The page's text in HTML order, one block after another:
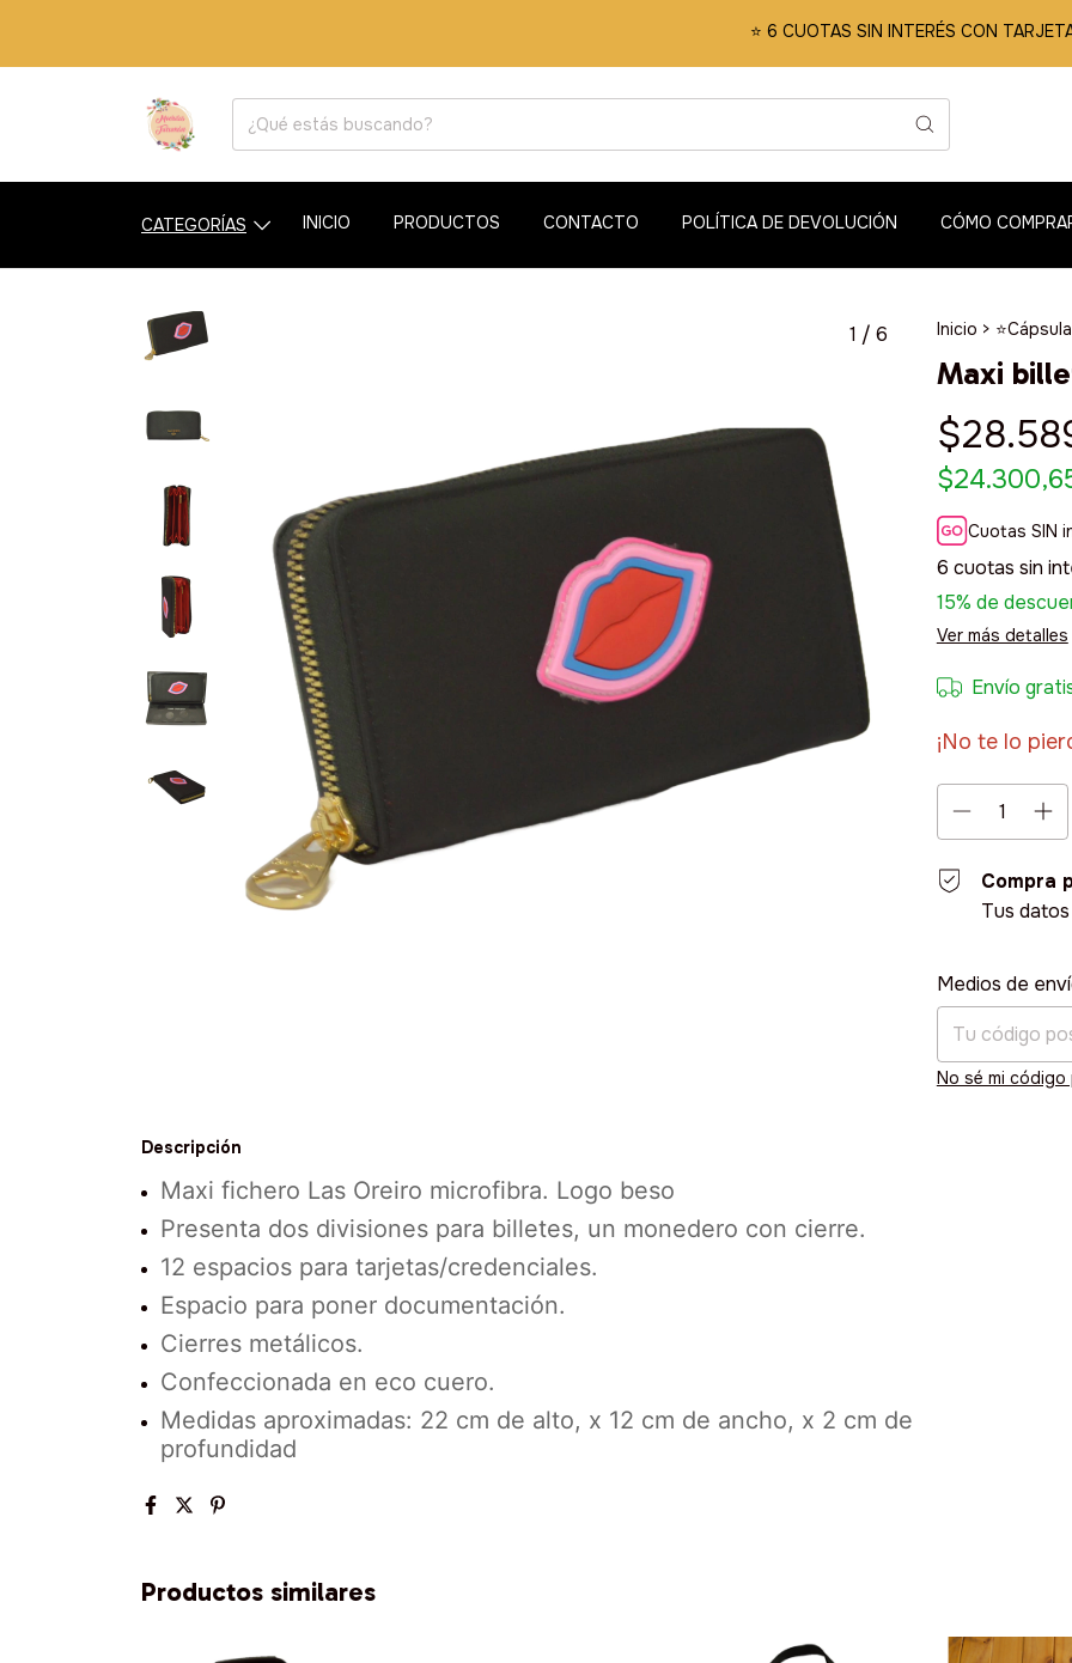
⭐️ 6 CUOTAS SIN INTERÉS CON TARJETAS
CATEGORÍAS INICIO PRODUCTOS CONTACTO POLÍTICA DE DEVOLUCIÓN CÓMO
1 / 6 Inicio >
Maxi
Cuotas SIN
6 cuotas sin
15% de
Ver más detalles
Envío
¡No te lo
Compra
Tus
Entregas para el
Medios de
No sé mi código
Descripción
Maxi fichero Las Oreiro microfibra. Logo beso
Presenta dos divisiones para billetes, un monedero con cierre.
12 espacios para tarjetas/credenciales.
Espacio para poner documentación.
Cierres metálicos.
Confeccionada en eco cuero.
Medidas aproximadas: 22 cm de alto, x 12 cm de ancho, x 2 cm de
profundidad
Productos similares